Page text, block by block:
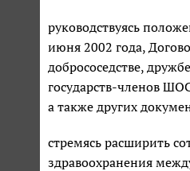
руководствуясь
июня 2002 года,
добрососедстве,
государств-членов
а также других
стремясь расширить
здравоохранения